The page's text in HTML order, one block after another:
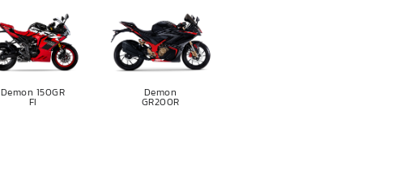
Demon 150GR
FI
Demon
GR200R